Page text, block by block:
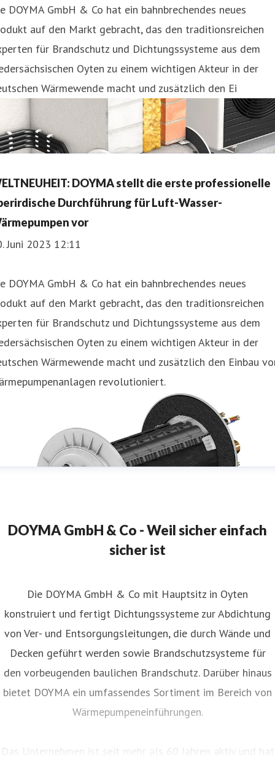
DOYMA GmbH & Co hat ein bahnbrechendes neues
auf den Markt gebracht, das den traditionsreichen
für Brandschutz und Dichtungssysteme aus dem
Oyten zu einem wichtigen Akteur in der
Wärmewende macht und zusätzlich den Ei
DOYMA stellt die erste professionelle
Durchführung für Luft-Wasser-
vor
Juni 2023 12:11
DOYMA GmbH & Co hat ein bahnbrechendes neues
auf den Markt gebracht, das den traditionsreichen
für Brandschutz und Dichtungssysteme aus dem
Oyten zu einem wichtigen Akteur in der
Wärmewende macht und zusätzlich den Einbau
revolutioniert.
DOYMA GmbH & Co - Weil sicher einfach
sicher ist
Die DOYMA GmbH & Co mit Hauptsitz in Oyten
konstruiert und fertigt Dichtungssysteme zur Abdichtung
von Ver- und Entsorgungsleitungen, die durch Wände und
Decken geführt werden sowie Brandschutzsysteme für
den vorbeugenden baulichen Brandschutz. Darüber hinaus
bietet DOYMA ein umfassendes Sortiment im Bereich von
Wärmepumpeneinführungen.
Das Unternehmen ist seit mehr als 60 Jahren aktiv und hat